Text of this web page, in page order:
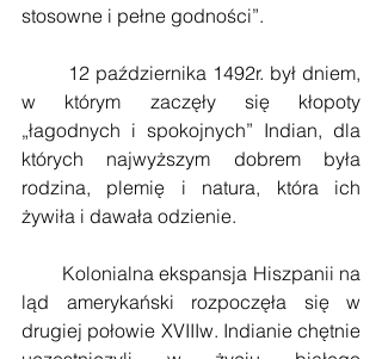
stosowne i pełne godności”.
w którym zaczęły się kłopoty
„łagodnych i spokojnych” Indian, dla
których najwyższym dobrem była
rodzina, plemię i natura, która ich
żywiła i dawała odzienie.
ląd amerykański rozpoczęła się w
drugiej połowie XVIIIw. Indianie chętnie